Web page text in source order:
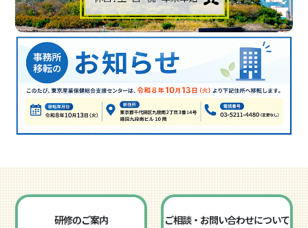
研修のご案内 ご相談・お問い合わせについて